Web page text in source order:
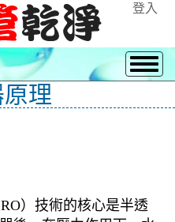
登入
理
RO）技術的核心是半透